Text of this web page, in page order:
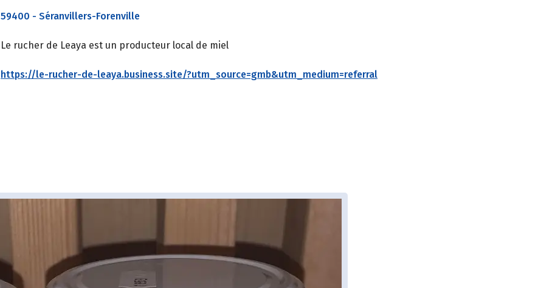
59400 - Séranvillers-Forenville
Le rucher de Leaya est un producteur local de miel
https://le-rucher-de-leaya.business.site/?utm_source=gmb&utm_medium=referral